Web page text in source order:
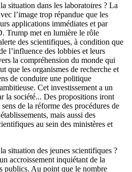
situation dans les laboratoires ? La
l’image trop répandue que les
applications immédiates et par
Trump met en lumière le rôle
des scientifiques, à condition que
l’influence des lobbies et leurs
la compréhension du monde qui
que les organismes de recherche et
de conduire une politique
Cet investissement a un
la société... Des propositions iront
de la réforme des procédures de
mais aussi des
au sein des ministères et
situation des jeunes scientifiques ?
accroissement inquiétant de la
publics. Au point que le nombre